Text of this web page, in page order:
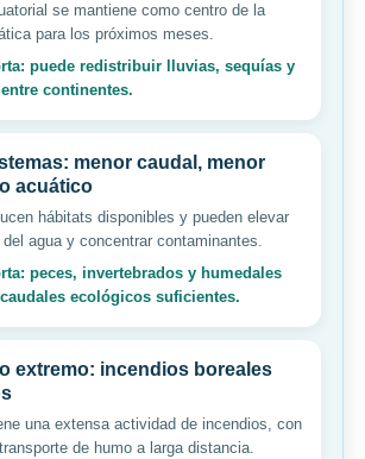
se mantiene como centro de la
para los próximos meses.
puede redistribuir lluvias, sequías y
continentes.
menor caudal, menor
acuático
hábitats disponibles y pueden elevar
del agua y concentrar contaminantes.
peces, invertebrados y humedales
ecológicos suficientes.
extremo: incendios boreales
una extensa actividad de incendios, con
de humo a larga distancia.